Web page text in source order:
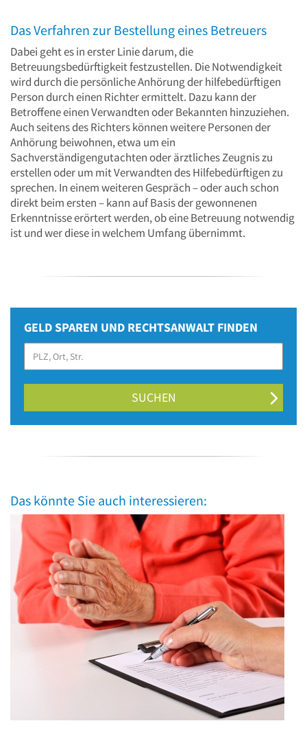
Das Verfahren zur Bestellung eines Betreuers
Dabei geht es in erster Linie darum, die
Betreuungsbedürftigkeit festzustellen. Die Notwendigkeit
wird durch die persönliche Anhörung der hilfebedürftigen
Person durch einen Richter ermittelt. Dazu kann der
Betroffene einen Verwandten oder Bekannten hinzuziehen.
Auch seitens des Richters können weitere Personen der
Anhörung beiwohnen, etwa um ein
Sachverständigengutachten oder ärztliches Zeugnis zu
erstellen oder um mit Verwandten des Hilfebedürftigen zu
sprechen. In einem weiteren Gespräch – oder auch schon
direkt beim ersten – kann auf Basis der gewonnenen
Erkenntnisse erörtert werden, ob eine Betreuung notwendig
ist und wer diese in welchem Umfang übernimmt.
GELD SPAREN UND RECHTSANWALT FINDEN
SUCHEN
Das könnte Sie auch interessieren: